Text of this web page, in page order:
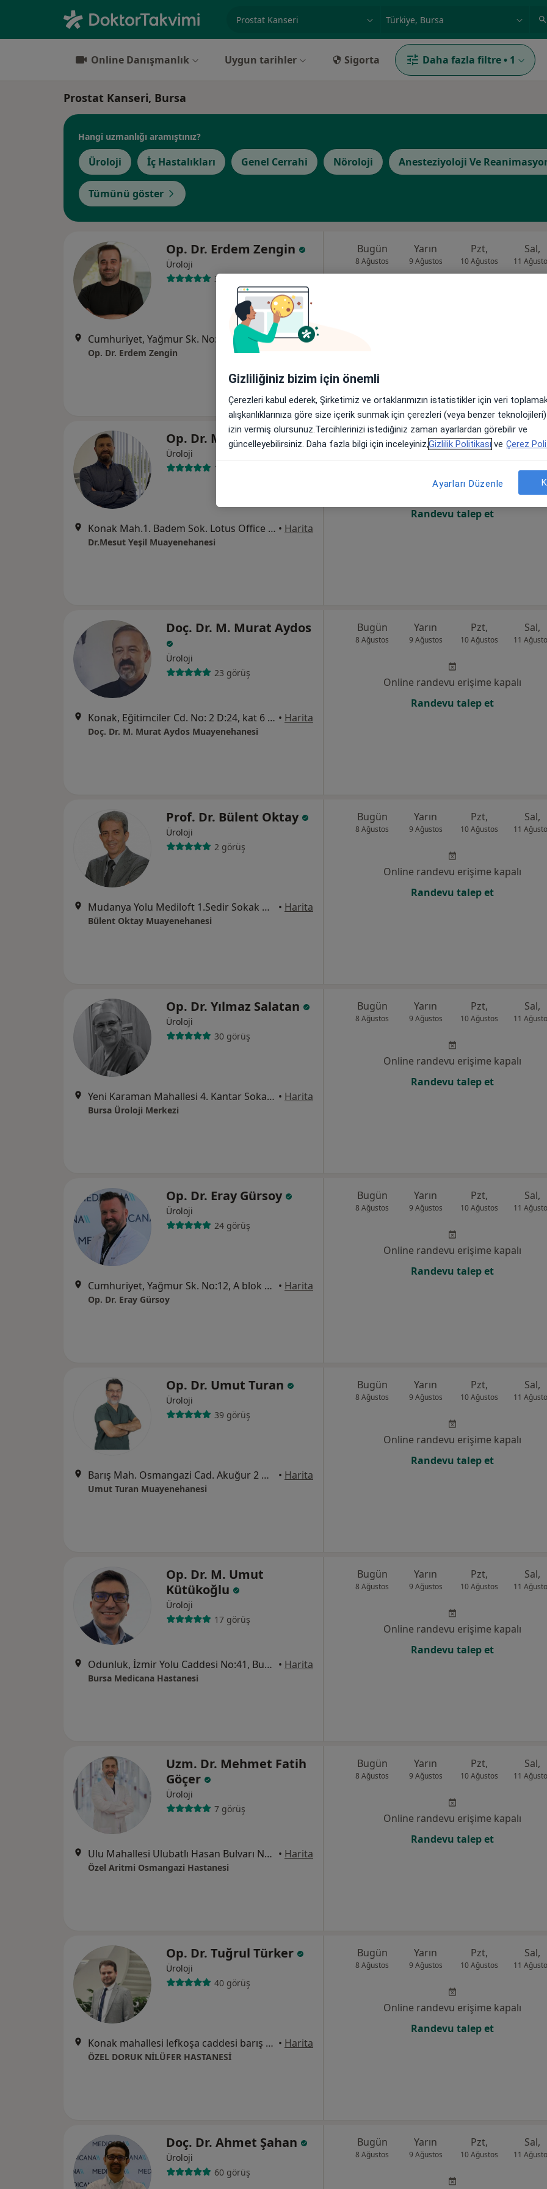
Online Danışmanlık Uygun tarihler Sigorta Daha fazla filtre • 1
Prostat Kanseri, Bursa
Hangi uzmanlığı aramıştınız?
Üroloji İç Hastalıkları Genel Cerrahi Nöroloji Anesteziyoloji Ve
Tümünü göster
Op. Dr. Erdem Zengin
Üroloji
33 görüş
Cumhuriyet, Yağmur Sk. No:12, A blok Kat 6 Daire 11, Nilüfer •Harita
Op. Dr. Erdem Zengin
Bugün
8 Ağustos
Yarın
9 Ağustos
Pzt,
10 Ağustos
Sal,
11
Op. Dr. Mesut Yeşil
Üroloji
112 görüş
Konak Mah.1. Badem Sok. Lotus Office A Blok No:26 kat:2 İç Kapı No:25, Bursa • Harita
Dr.Mesut Yeşil Muayenehanesi
Bugün
8 Ağustos
Yarın
9 Ağustos
Pzt,
10 Ağustos
Sal,
11
Online randevu erişime kapalı
Randevu talep et
Doç. Dr. M. Murat Aydos
Üroloji
23 görüş
Konak, Eğitimciler Cd. No: 2 D:24, kat 6 Mescioğlu Plaza16110 Nilüfer/Bursa, Bursa • Harita
Doç. Dr. M. Murat Aydos Muayenehanesi
Bugün
8 Ağustos
Yarın
9 Ağustos
Pzt,
10 Ağustos
Sal,
11
Online randevu erişime kapalı
Randevu talep et
Prof. Dr. Bülent Oktay
Üroloji
2 görüş
Mudanya Yolu Mediloft 1.Sedir Sokak No:15/16, Osmangazi • Harita
Bülent Oktay Muayenehanesi
Bugün
8 Ağustos
Yarın
9 Ağustos
Pzt,
10 Ağustos
Sal,
11
Online randevu erişime kapalı
Randevu talep et
Op. Dr. Yılmaz Salatan
Üroloji
30 görüş
Yeni Karaman Mahallesi 4. Kantar Sokak. Asya Plaza İş Merkezi No:2 Kat:2 D:202 ( İhsaniye Metro Durağında) Osmangazi / Bursa, Bursa • Harita
Bursa Üroloji Merkezi
Bugün
8 Ağustos
Yarın
9 Ağustos
Pzt,
10 Ağustos
Sal,
11
Online randevu erişime kapalı
Randevu talep et
Op. Dr. Eray Gürsoy
Üroloji
24 görüş
Cumhuriyet, Yağmur Sk. No:12, A blok Kat 6 Daire 11, Nilüfer • Harita
Op. Dr. Eray Gürsoy
Bugün
8 Ağustos
Yarın
9 Ağustos
Pzt,
10 Ağustos
Sal,
11
Online randevu erişime kapalı
Randevu talep et
Op. Dr. Umut Turan
Üroloji
39 görüş
Barış Mah. Osmangazi Cad. Akuğur 2 No :13 17A, Bursa • Harita
Umut Turan Muayenehanesi
Bugün
8 Ağustos
Yarın
9 Ağustos
Pzt,
10 Ağustos
Sal,
11
Online randevu erişime kapalı
Randevu talep et
Op. Dr. M. Umut
Kütükoğlu
Üroloji
17 görüş
Odunluk, İzmir Yolu Caddesi No:41, Bursa • Harita
Bursa Medicana Hastanesi
Bugün
8 Ağustos
Yarın
9 Ağustos
Pzt,
10 Ağustos
Sal,
11
Online randevu erişime kapalı
Randevu talep et
Uzm. Dr. Mehmet Fatih
Göçer
Üroloji
7 görüş
Ulu Mahallesi Ulubatlı Hasan Bulvarı No:48-62, Osmangazi • Harita
Özel Aritmi Osmangazi Hastanesi
Bugün
8 Ağustos
Yarın
9 Ağustos
Pzt,
10 Ağustos
Sal,
11
Online randevu erişime kapalı
Randevu talep et
Op. Dr. Tuğrul Türker
Üroloji
40 görüş
Konak mahallesi lefkoşa caddesi barış sokak No: 22 Nilüfer Bursa, Bursa • Harita
ÖZEL DORUK NİLÜFER HASTANESİ
Bugün
8 Ağustos
Yarın
9 Ağustos
Pzt,
10 Ağustos
Sal,
11
Online randevu erişime kapalı
Randevu talep et
Doç. Dr. Ahmet Şahan
Üroloji
60 görüş
Bugün
8 Ağustos
Yarın
9 Ağustos
Pzt,
10 Ağustos
Sal,
11
Gizliliğiniz bizim için önemli
Çerezleri kabul ederek, Şirketimiz ve ortaklarımızın istatistikler için veri
alışkanlıklarınıza göre size içerik sunmak için çerezleri (veya benzer
izin vermiş olursunuz.Tercihlerinizi istediğiniz zaman ayarlardan görebilir ve
güncelleyebilirsiniz. Daha fazla bilgi için inceleyiniz,Gizlilik Politikası ve Çerez
Ayarları Düzenle